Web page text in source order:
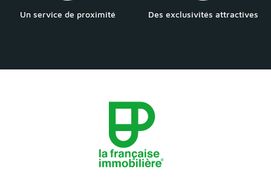
Un service de proximité Des exclusivités attractives